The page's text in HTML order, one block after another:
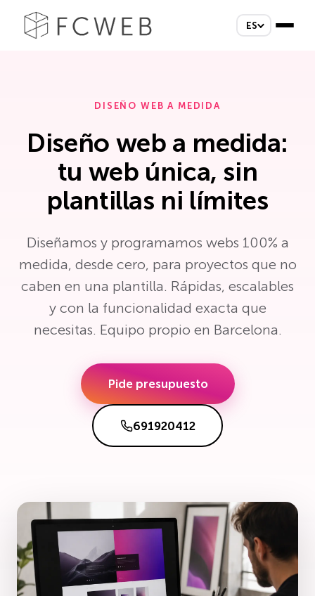
ES
DISEÑO WEB A MEDIDA
Diseño web a medida:
tu web única, sin
plantillas ni límites
Diseñamos y programamos webs 100% a
medida, desde cero, para proyectos que no
caben en una plantilla. Rápidas, escalables
y con la funcionalidad exacta que
necesitas. Equipo propio en Barcelona.
Pide presupuesto
691920412